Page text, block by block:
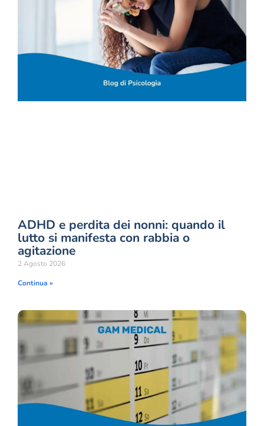
ADHD e perdita dei nonni: quando il
lutto si manifesta con rabbia o
agitazione
2 Agosto 2026
Continua »